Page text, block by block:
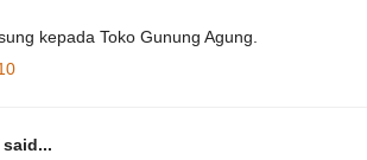
kepada Toko Gunung Agung.
said...